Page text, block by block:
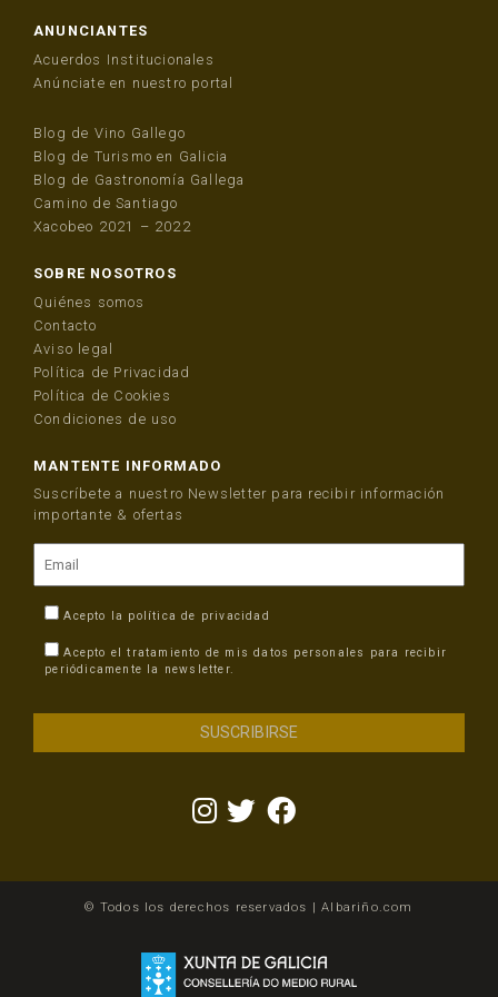
ANUNCIANTES
Acuerdos Institucionales
Anúnciate en nuestro portal
Blog de Vino Gallego
Blog de Turismo en Galicia
Blog de Gastronomía Gallega
Camino de Santiago
Xacobeo 2021 – 2022
SOBRE NOSOTROS
Quiénes somos
Contacto
Aviso legal
Política de Privacidad
Política de Cookies
Condiciones de uso
MANTENTE INFORMADO
Suscríbete a nuestro Newsletter para recibir información
importante & ofertas
Acepto la política de privacidad
Acepto el tratamiento de mis datos personales para recibir
periódicamente la newsletter.
© Todos los derechos reservados | Albariño.com